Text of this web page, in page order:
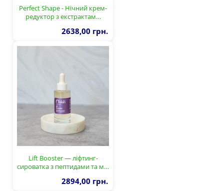
Perfect Shape - Нічний крем-
редуктор з екстрактам…
2638,00 грн.
Lift Booster — ліфтинг-
сироватка з пептидами та м…
2894,00 грн.